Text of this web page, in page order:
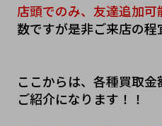
店頭でのみ、友達追加可
数ですが是非ご来店の程
ここからは、各種買取
ご紹介になります！！